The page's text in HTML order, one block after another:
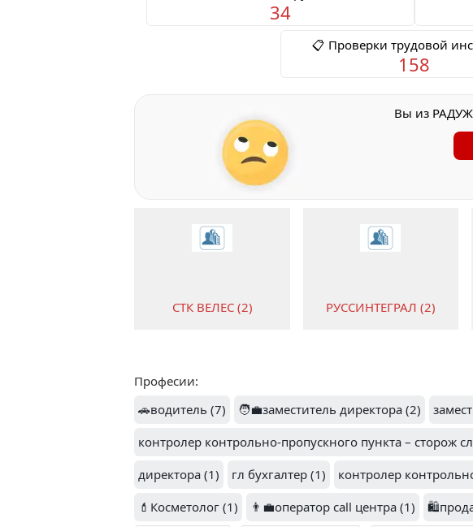
34
📋 Проверки трудовой
158
Вы из
СТК ВЕЛЕС (2) РУССИНТЕГРАЛ (2)
СПЕЦТЕХНИКА (1)
1.3
СИБИНТЕК (1)
Професии:
🚗водитель (7)
🧑‍💼заместитель директора (2)
контролер контрольно-пропускного пункта – сторож
директора (1)
гл бухгалтер (1) контролер
💄Косметолог (1)
👨‍💼оператор call центра (1)